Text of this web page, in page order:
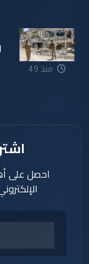
منذ 49
احصل على